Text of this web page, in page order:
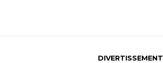
DIVERTISSEMENT